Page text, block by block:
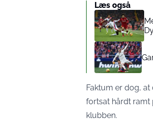
Læs også
Faktum er dog,
fortsat hårdt ramt
klubben.